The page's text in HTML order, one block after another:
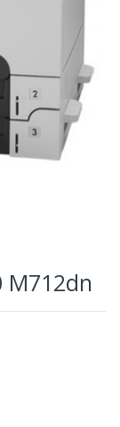
M712dn